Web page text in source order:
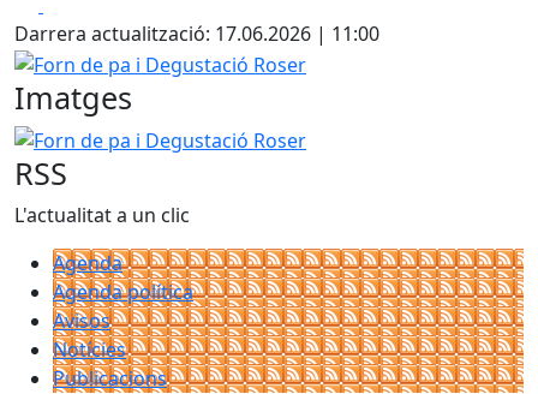
Darrera actualització: 17.06.2026 | 11:00
Forn de pa i Degustació Roser
Imatges
Forn de pa i Degustació Roser
RSS
L'actualitat a un clic
Agenda
Agenda política
Avisos
Notícies
Publicacions